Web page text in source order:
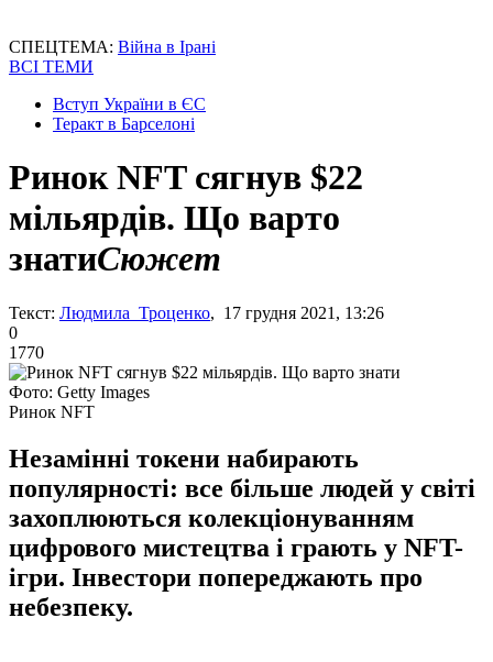
СПЕЦТЕМА: Війна в Ірані
ВСІ ТЕМИ
Вступ України в ЄС
Теракт в Барселоні
Ринок NFT сягнув $22
мільярдів. Що варто
знатиСюжет
Текст: Людмила Троценко, 17 грудня 2021, 13:26
0
1770
Фото: Getty Images
Ринок NFT
Незамінні токени набирають
популярності: все більше людей у світі
захоплюються колекціонуванням
цифрового мистецтва і грають у NFT-
ігри. Інвестори попереджають про
небезпеку.